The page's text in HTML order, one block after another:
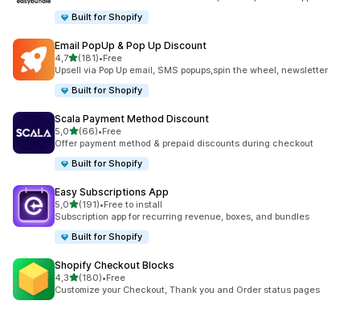
Built for Shopify
Email PopUp & Pop Up Discount
4,7/ 5 tähteä
(181)
181 arvostelua yhteensä
•Free
Upsell via Pop Up email, SMS popups,spin the wheel, newsletter
Built for Shopify
Scala Payment Method Discount
5,0/ 5 tähteä
(66)
66 arvostelua yhteensä
•Free
Offer payment method & prepaid discounts during checkout
Built for Shopify
Easy Subscriptions App
5,0/ 5 tähteä
(191)
191 arvostelua yhteensä
•Free to install
Subscription app for recurring revenue, boxes, and bundles
Built for Shopify
Shopify Checkout Blocks
4,3/ 5 tähteä
(180)
180 arvostelua yhteensä
•Free
Customize your Checkout, Thank you and Order status pages